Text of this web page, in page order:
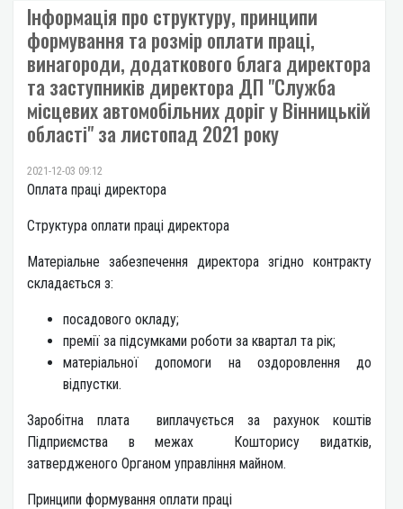
Інформація про структуру, принципи
формування та розмір оплати праці,
винагороди, додаткового блага директора
та заступників директора ДП "Служба
місцевих автомобільних доріг у Вінницькій
області" за листопад 2021 року
2021-12-03 09:12
Оплата праці директора
Структура оплати праці директора
Матеріальне забезпечення директора згідно контракту
складається з:
посадового окладу;
премії за підсумками роботи за квартал та рік;
матеріальної допомоги на оздоровлення до
відпустки.
Заробітна плата виплачується за рахунок коштів
Підприємства в межах Кошторису видатків,
затвердженого Органом управління майном.
Принципи формування оплати праці